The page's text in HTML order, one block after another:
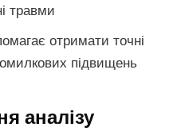
травми
отримати точні
підвищень
аналізу